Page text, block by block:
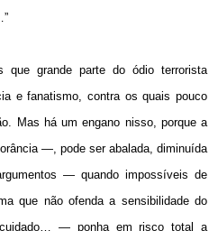
que grande parte do ódio terrorista
e fanatismo, contra os quais pouco
Mas há um engano nisso, porque a
—, pode ser abalada, diminuída
— quando impossíveis de
que não ofenda a sensibilidade do
— ponha em risco total a